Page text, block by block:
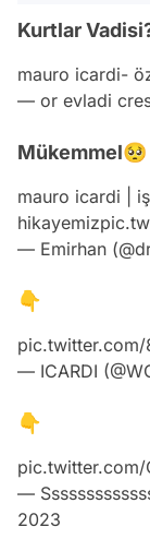
Kurtlar
mauro icardi-
— or evladi
Mükemmel🥺
mauro icardi |
hikayemiz
— Emirhan
👇
pic.twitter.com/
— ICARDI
👇
pic.twitter.com/
—
2023